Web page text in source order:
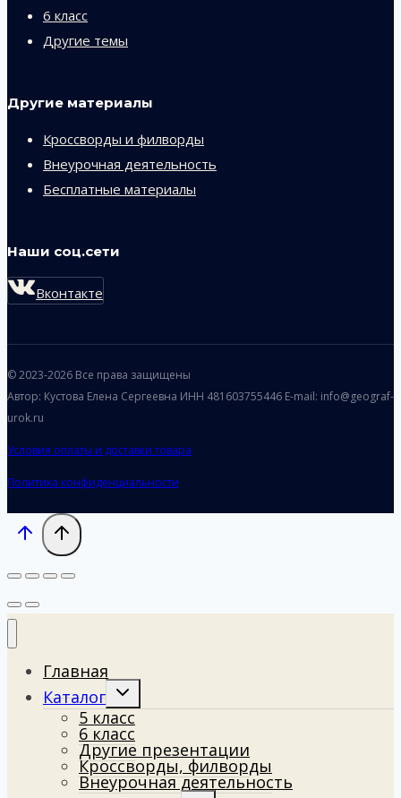
6 класс
Другие темы
Другие материалы
Кроссворды и филворды
Внеурочная деятельность
Бесплатные материалы
Наши соц.сети
Вконтакте
© 2023-2026 Все права защищены
Автор: Кустова Елена Сергеевна ИНН 481603755446 E-mail: info@geograf-
urok.ru
Условия оплаты и доставки товара
Политика конфиденциальности
Главная
Каталог
Toggle
menu
5 класс
6 класс
Другие презентации
Кроссворды, филворды
Внеурочная деятельность